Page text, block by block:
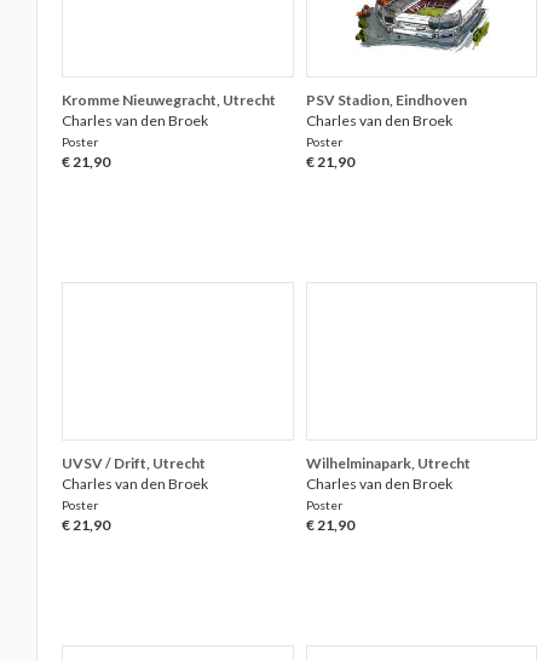
Kromme Nieuwegracht, Utrecht
Charles van den Broek
Poster
€ 21,90
PSV Stadion, Eindhoven
Charles van den Broek
Poster
€ 21,90
UVSV / Drift, Utrecht
Charles van den Broek
Poster
€ 21,90
Wilhelminapark, Utrecht
Charles van den Broek
Poster
€ 21,90